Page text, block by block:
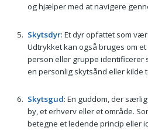
og hjælper med at navigere
Skytsdyr: Et dyr opfattet som
Udtrykket kan også bruges om
person eller gruppe identificerer
en personlig skytsånd eller kilde
Skytsgud: En guddom, der
by, et erhverv eller et område.
betegne et ledende princip eller